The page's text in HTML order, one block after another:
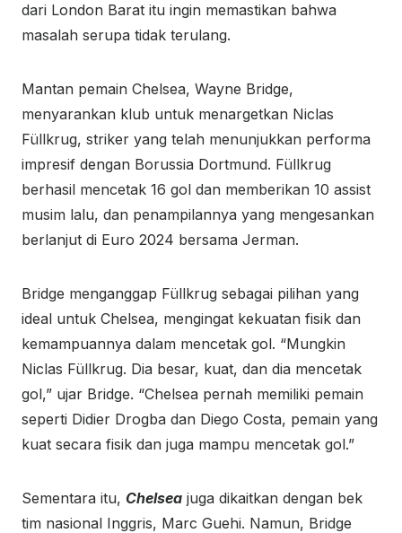
dari London Barat itu ingin memastikan bahwa
masalah serupa tidak terulang.
Mantan pemain Chelsea, Wayne Bridge,
menyarankan klub untuk menargetkan Niclas
Füllkrug, striker yang telah menunjukkan performa
impresif dengan Borussia Dortmund. Füllkrug
berhasil mencetak 16 gol dan memberikan 10 assist
musim lalu, dan penampilannya yang mengesankan
berlanjut di Euro 2024 bersama Jerman.
Bridge menganggap Füllkrug sebagai pilihan yang
ideal untuk Chelsea, mengingat kekuatan fisik dan
kemampuannya dalam mencetak gol. “Mungkin
Niclas Füllkrug. Dia besar, kuat, dan dia mencetak
gol,” ujar Bridge. “Chelsea pernah memiliki pemain
seperti Didier Drogba dan Diego Costa, pemain yang
kuat secara fisik dan juga mampu mencetak gol.”
Sementara itu, Chelsea juga dikaitkan dengan bek
tim nasional Inggris, Marc Guehi. Namun, Bridge